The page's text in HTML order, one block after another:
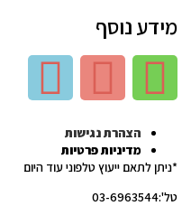
מידע נוסף
הצהרת נגישות
מדיניות פרטיות
*ניתן לתאם ייעוץ טלפוני עוד היום
טל':03-6963544